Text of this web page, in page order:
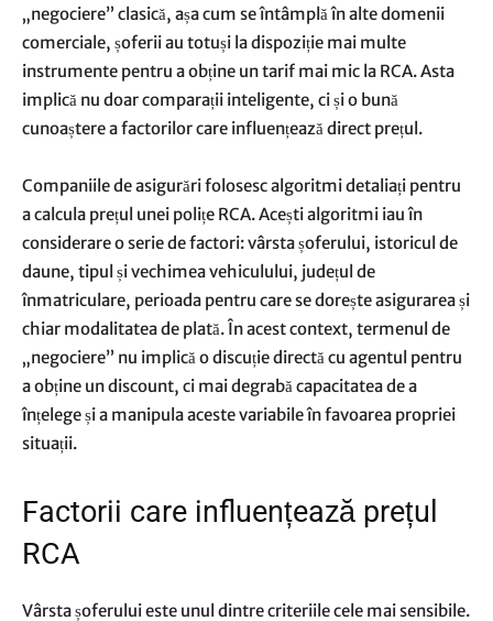
„negociere” clasică, așa cum se întâmplă în alte domenii
comerciale, șoferii au totuși la dispoziție mai multe
instrumente pentru a obține un tarif mai mic la RCA. Asta
implică nu doar comparații inteligente, ci și o bună
cunoaștere a factorilor care influențează direct prețul.
Companiile de asigurări folosesc algoritmi detaliați pentru
a calcula prețul unei polițe RCA. Acești algoritmi iau în
considerare o serie de factori: vârsta șoferului, istoricul de
daune, tipul și vechimea vehiculului, județul de
înmatriculare, perioada pentru care se dorește asigurarea și
chiar modalitatea de plată. În acest context, termenul de
„negociere” nu implică o discuție directă cu agentul pentru
a obține un discount, ci mai degrabă capacitatea de a
înțelege și a manipula aceste variabile în favoarea propriei
situații.
Factorii care influențează prețul
RCA
Vârsta șoferului este unul dintre criteriile cele mai sensibile.